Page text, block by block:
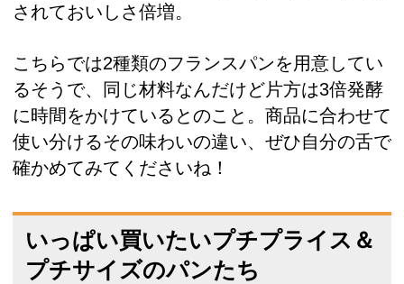
されておいしさ倍増。
こちらでは2種類のフランスパンを用意してい
るそうで、同じ材料なんだけど片方は3倍発酵
に時間をかけているとのこと。商品に合わせて
使い分けるその味わいの違い、ぜひ自分の舌で
確かめてみてくださいね！
いっぱい買いたいプチプライス＆
プチサイズのパンたち